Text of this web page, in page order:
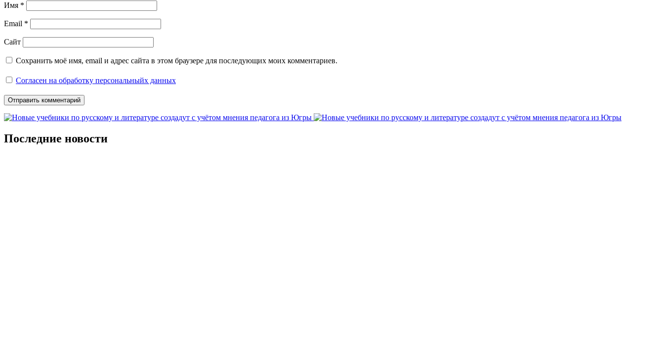
Имя *
Email *
Сайт
Сохранить моё имя, email и адрес сайта в этом браузере для последующих моих комментариев.
Согласен на обработку персональныйх данных
Последние новости